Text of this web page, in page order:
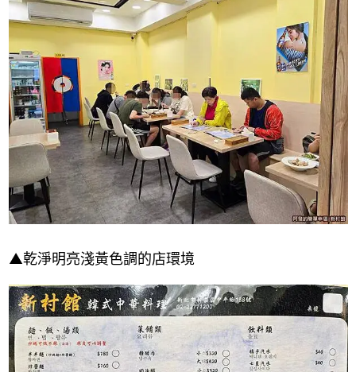
▲乾淨明亮淺黃色調的店環境